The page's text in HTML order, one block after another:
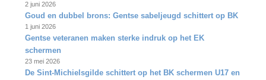
2 juni 2026
Goud en dubbel brons: Gentse sabeljeugd schittert op BK
1 juni 2026
Gentse veteranen maken sterke indruk op het EK
schermen
23 mei 2026
De Sint‑Michielsgilde schittert op het BK schermen U17 en